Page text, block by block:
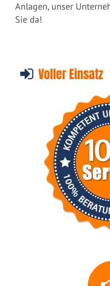
Anlagen, unser
Sie da!
Voller Einsatz